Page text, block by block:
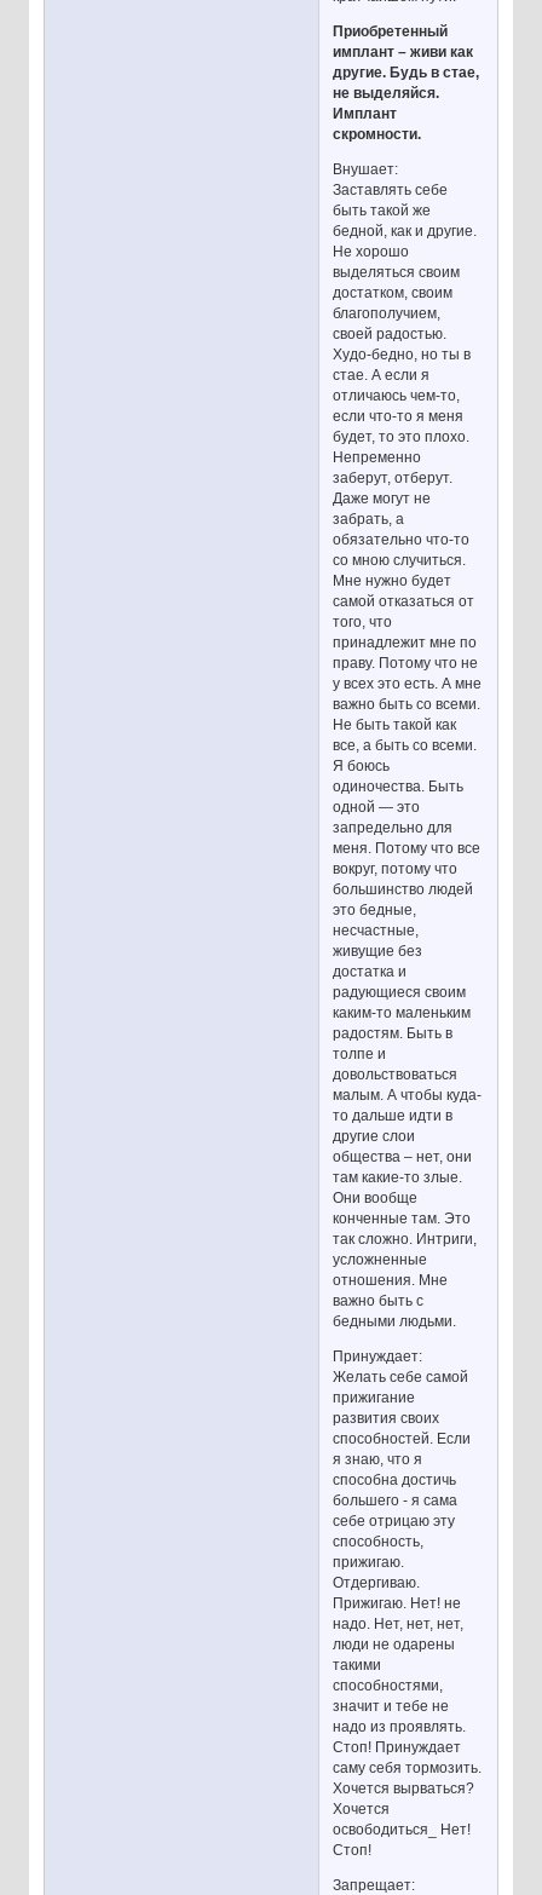
Приобретенный
имплант – живи как
другие. Будь в стае,
не выделяйся.
Имплант
скромности.
Внушает:
Заставлять себе
быть такой же
бедной, как и другие.
Не хорошо
выделяться своим
достатком, своим
благополучием,
своей радостью.
Худо-бедно, но ты в
стае. А если я
отличаюсь чем-то,
если что-то я меня
будет, то это плохо.
Непременно
заберут, отберут.
Даже могут не
забрать, а
обязательно что-то
со мною случиться.
Мне нужно будет
самой отказаться от
того, что
принадлежит мне по
праву. Потому что не
у всех это есть. А мне
важно быть со всеми.
Не быть такой как
все, а быть со всеми.
Я боюсь
одиночества. Быть
одной — это
запредельно для
меня. Потому что все
вокруг, потому что
большинство людей
это бедные,
несчастные,
живущие без
достатка и
радующиеся своим
каким-то маленьким
радостям. Быть в
толпе и
довольствоваться
малым. А чтобы куда-
то дальше идти в
другие слои
общества – нет, они
там какие-то злые.
Они вообще
конченные там. Это
так сложно. Интриги,
усложненные
отношения. Мне
важно быть с
бедными людьми.
Принуждает:
Желать себе самой
прижигание
развития своих
способностей. Если
я знаю, что я
способна достичь
большего - я сама
себе отрицаю эту
способность,
прижигаю.
Отдергиваю.
Прижигаю. Нет! не
надо. Нет, нет, нет,
люди не одарены
такими
способностями,
значит и тебе не
надо из проявлять.
Стоп! Принуждает
саму себя тормозить.
Хочется вырваться?
Хочется
освободиться_ Нет!
Стоп!
Запрещает: